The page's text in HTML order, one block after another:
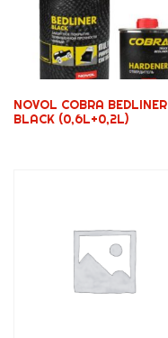
NOVOL COBRA BEDLINER
BLACK (0,6L+0,2L)